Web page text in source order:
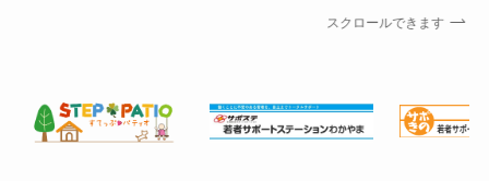
スクロールできます